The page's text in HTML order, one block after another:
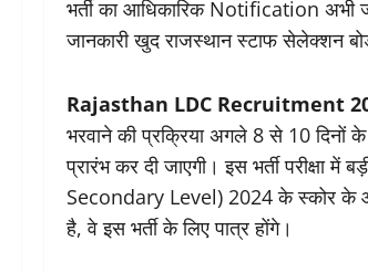
भर्ती का आधिकारिक Notification अभी
जानकारी खुद राजस्थान स्टाफ सेलेक्शन
Rajasthan LDC Recruitment
भरवाने की प्रक्रिया अगले 8 से 10 दिनों
प्रारंभ कर दी जाएगी। इस भर्ती परीक्षा में
Secondary Level) 2024 के स्कोर के
है, वे इस भर्ती के लिए पात्र होंगे।